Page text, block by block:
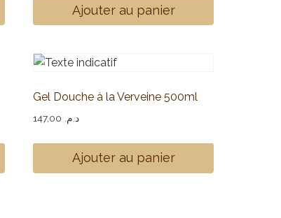
Ajouter au panier
Gel Douche à la Verveine 500ml
د.م.
Ajouter au panier